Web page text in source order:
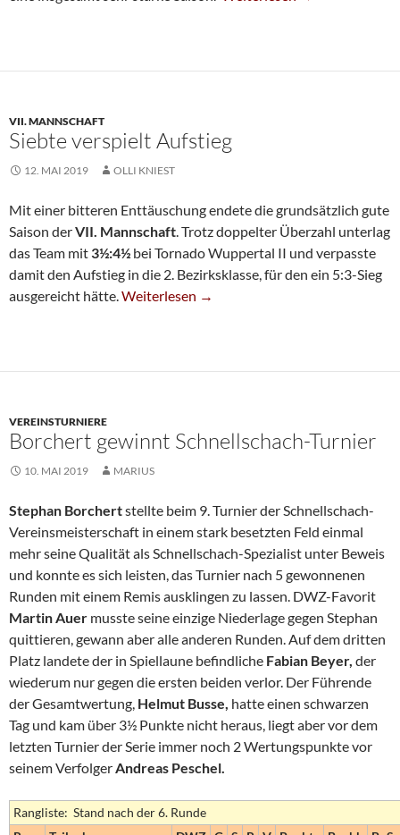
VII. MANNSCHAFT
Siebte verspielt Aufstieg
12. MAI 2019 OLLI KNIEST
Mit einer bitteren Enttäuschung endete die grundsätzlich gute
Saison derVII. Mannschaft. Trotz doppelter Überzahl unterlag
das Team mit 3½:4½ bei Tornado Wuppertal II und verpasste
damit den Aufstieg in die 2. Bezirksklasse, für den ein 5:3-Sieg
ausgereicht hätte.Siebte Verspielt Aufstieg
Weiterlesen →
VEREINSTURNIERE
Borchert gewinnt Schnellschach-Turnier
10. MAI 2019 MARIUS
Stephan Borchertstellte beim 9. Turnier der Schnellschach-
Vereinsmeisterschaft in einem stark besetzten Feld einmal
mehr seine Qualität als Schnellschach-Spezialist unter Beweis
und konnte es sich leisten, das Turnier nach 5 gewonnenen
Runden mit einem Remis ausklingen zu lassen. DWZ-Favorit
Martin Auer musste seine einzige Niederlage gegen Stephan
quittieren, gewann aber alle anderen Runden. Auf dem dritten
Platz landete der in Spiellaune befindliche Fabian Beyer, der
wiederum nur gegen die ersten beiden verlor. Der Führende
der Gesamtwertung, Helmut Busse, hatte einen schwarzen
Tag und kam über 3½ Punkte nicht heraus, liegt aber vor dem
letzten Turnier der Serie immer noch 2 Wertungspunkte vor
seinem VerfolgerAndreas Peschel.
Rangliste: Stand nach der 6. Runde